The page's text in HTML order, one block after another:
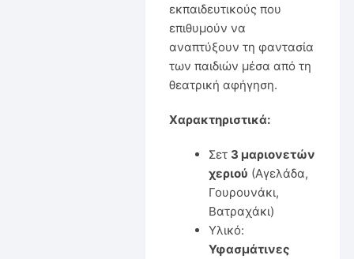
εκπαιδευτικούς που
επιθυμούν να
αναπτύξουν τη φαντασία
των παιδιών μέσα από τη
θεατρική αφήγηση.
Χαρακτηριστικά:
Σετ 3 μαριονετών
χεριού (Αγελάδα,
Γουρουνάκι,
Βατραχάκι)
Υλικό:
Υφασμάτινες